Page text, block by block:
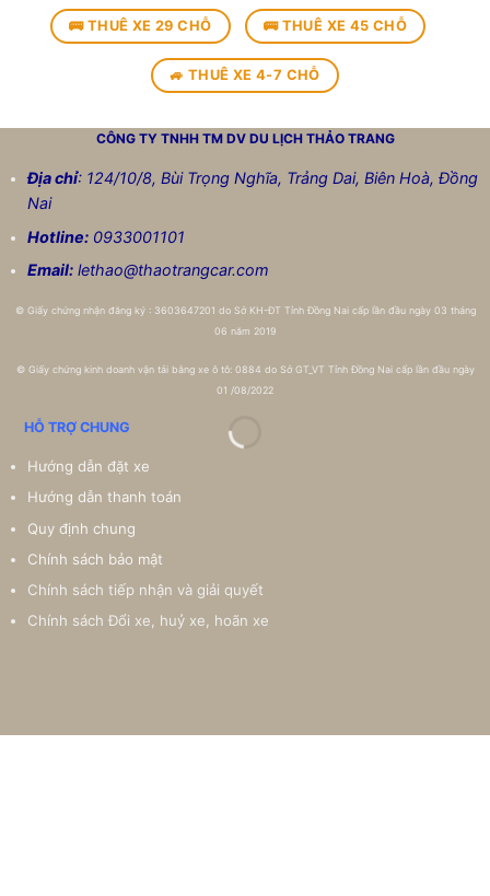
🚌 THUÊ XE 29 CHỖ 🚌 THUÊ XE 45 CHỖ
🚙 THUÊ XE 4-7 CHỖ
CÔNG TY TNHH TM DV DU LỊCH THẢO TRANG
Địa chỉ: 124/10/8, Bùi Trọng Nghĩa, Trảng Dai, Biên Hoà, Đồng
Nai
Hotline: 0933001101
Email: lethao@thaotrangcar.com
©Giấy chứng nhận đăng ký : 3603647201 do Sở KH-ĐT Tỉnh Đồng Nai cấp lần đầu ngày 03 tháng
06 năm 2019
©Giấy chứng kinh doanh vận tải bằng xe ô tô: 0884 do Sở GT_VT Tỉnh Đồng Nai cấp lần đầu ngày
01 /08/2022
HỖ TRỢ CHUNG
Hướng dẫn đặt xe
Hướng dẫn thanh toán
Quy định chung
Chính sách bảo mật
Chính sách tiếp nhận và giải quyết
Chính sách Đổi xe, huỷ xe, hoãn xe